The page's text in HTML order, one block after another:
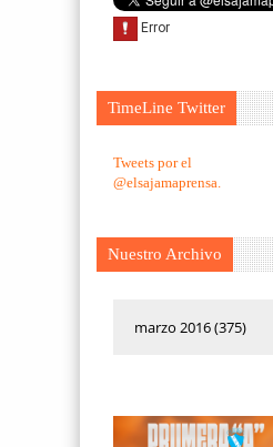
TimeLine Twitter
Tweets por el
@elsajamaprensa.
Nuestro Archivo